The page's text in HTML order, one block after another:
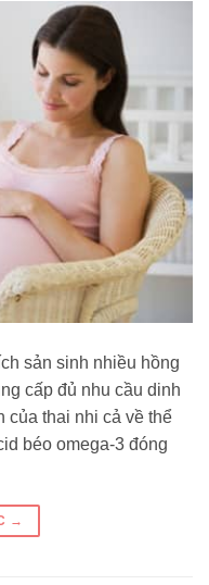
sản sinh nhiều hồng
cấp đủ nhu cầu dinh
thai nhi cả về thể
béo omega-3 đóng
→